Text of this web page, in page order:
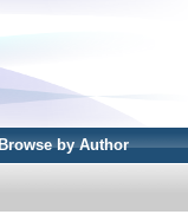
by Author